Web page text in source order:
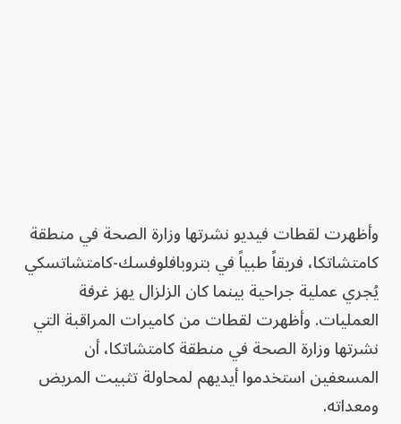
وأظهرت لقطات فيديو نشرتها وزارة الصحة في منطقة
كامتشاتكا، فريقاً طبياً في بتروبافلوفسك-كامتشاتسكي
يُجري عملية جراحية بينما كان الزلزال يهز غرفة
العمليات. وأظهرت لقطات من كاميرات المراقبة التي
نشرتها وزارة الصحة في منطقة كامتشاتكا، أن
المسعفين استخدموا أيديهم لمحاولة تثبيت المريض
ومعداته.